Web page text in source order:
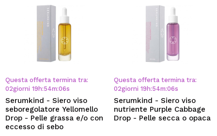
Questa offerta termina tra:
02giorni 19 h:54m:06s
Serumkind - Siero viso
seboregolatore Yellomello
Drop - Pelle grassa e/o con
eccesso di sebo
Questa offerta termina tra:
02giorni 19 h:54m:06s
Serumkind - Siero viso
nutriente Purple Cabbage
Drop - Pelle secca o opaca